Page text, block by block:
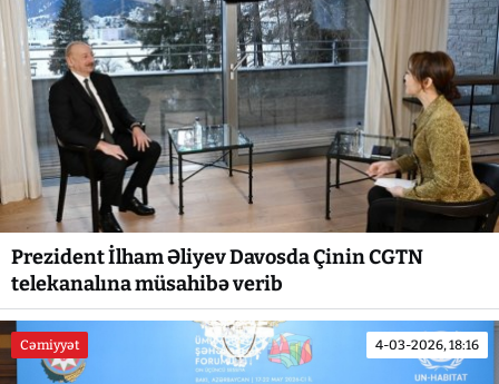
Prezident İlham Əliyev Davosda Çinin CGTN
telekanalına müsahibə verib
Cəmiyyət 4-03-2026, 18:16